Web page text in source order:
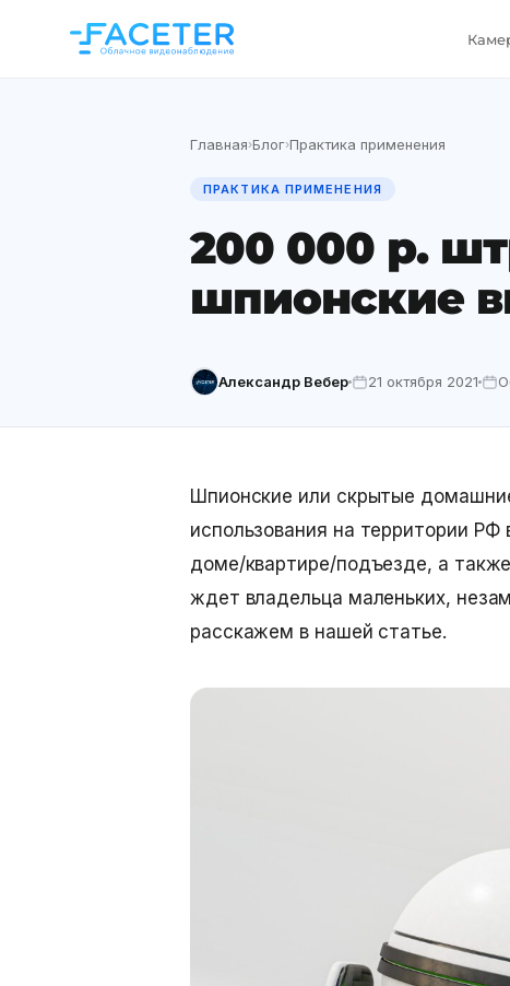
Главная›Блог›Практика применения
ПРАКТИКА ПРИМЕНЕНИЯ
200 000 р.
шпионские
Александр Вебер 21 октября 2021
Шпионские или скрытые
использования на территории РФ
доме/квартире/подъезде, а
ждет владельца маленьких,
расскажем в нашей статье.